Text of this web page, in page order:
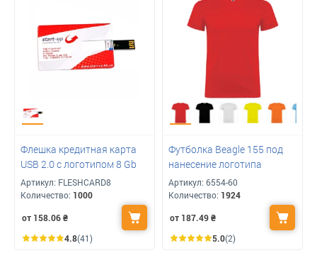
Флешка кредитная карта
USB 2.0 с логотипом 8 Gb
Артикул: FLESHCARD8
Количество: 1000
от 158.06₴
4.8(41)
Футболка Beagle 155 под
нанесение логотипа
Артикул: 6554-60
Количество: 1924
от 187.49₴
5.0(2)